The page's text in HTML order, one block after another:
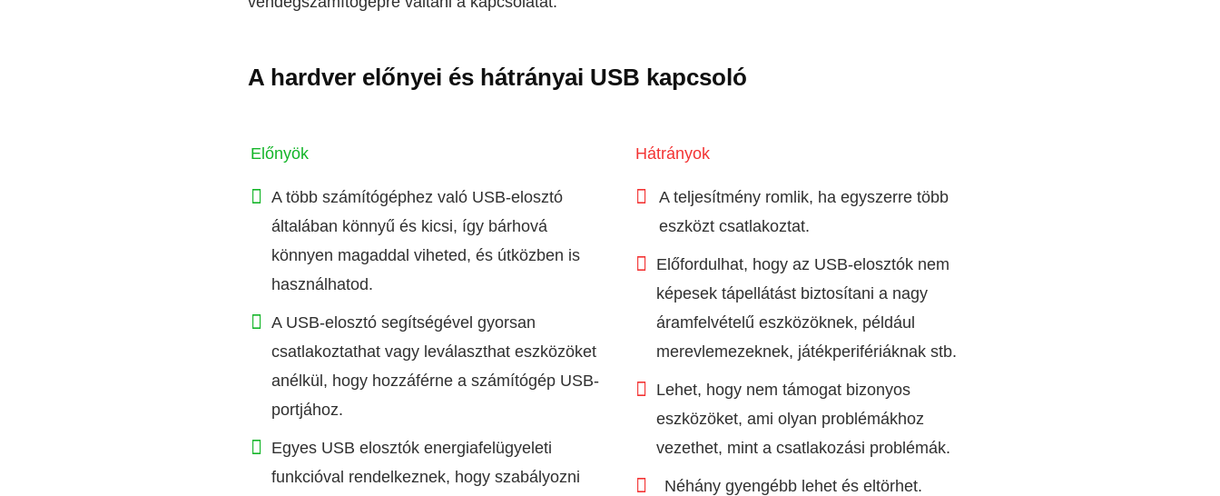
A hardver előnyei és hátrányai USB kapcsoló
Előnyök
A több számítógéphez való USB-elosztó
általában könnyű és kicsi, így bárhová
könnyen magaddal viheted, és útközben is
használhatod.
A USB-elosztó segítségével gyorsan
csatlakoztathat vagy leválaszthat eszközöket
anélkül, hogy hozzáférne a számítógép USB-
portjához.
Egyes USB elosztók energiafelügyeleti
funkcióval rendelkeznek, hogy szabályozni
Hátrányok
A teljesítmény romlik, ha egyszerre több
eszközt csatlakoztat.
Előfordulhat, hogy az USB-elosztók nem
képesek tápellátást biztosítani a nagy
áramfelvételű eszközöknek, például
merevlemezeknek, játékperifériáknak stb.
Lehet, hogy nem támogat bizonyos
eszközöket, ami olyan problémákhoz
vezethet, mint a csatlakozási problémák.
Néhány gyengébb lehet és eltörhet.